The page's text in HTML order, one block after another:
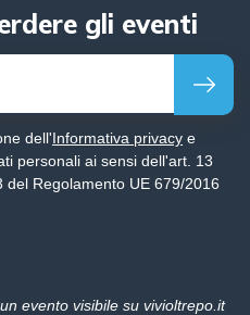
gli eventi
dell'Informativa privacy e
personali ai sensi dell'art. 13
Regolamento UE 679/2016
evento visibile su vivioltrepo.it